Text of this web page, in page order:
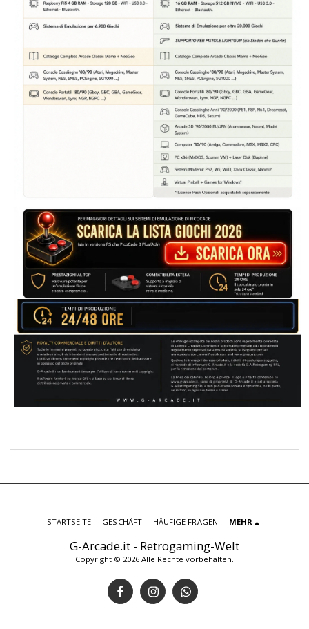
G-Arcade.it - Retrogaming-Welt
Copyright © 2026 Alle Rechte vorbehalten.
STARTSEITE GESCHÄFT HÄUFIGE FRAGEN MEHR